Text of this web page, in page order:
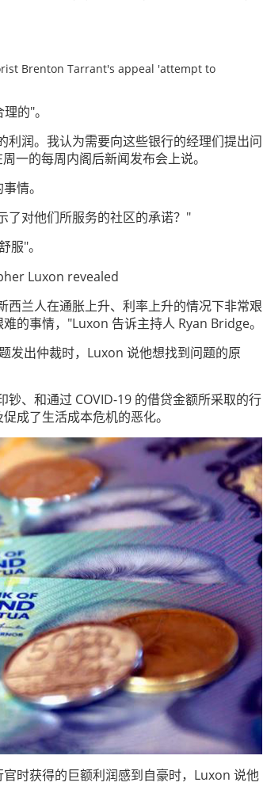
的"。
润。我认为需要向这些银行的经理们提出问
一的每周内阁后新闻发布会上说。
情。
了对他们所服务的社区的承诺？"
服"。
兰人在通胀上升、利率上升的情况下非常艰
的事情，"Luxon 告诉主持人 Ryan Bridge。
发出仲裁时，Luxon 说他想找到问题的原
、和通过 COVID-19 的借贷金额所采取的行
成了生活成本危机的恶化。
时获得的巨额利润感到自豪时，Luxon 说他